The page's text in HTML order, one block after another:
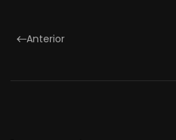
Anterior